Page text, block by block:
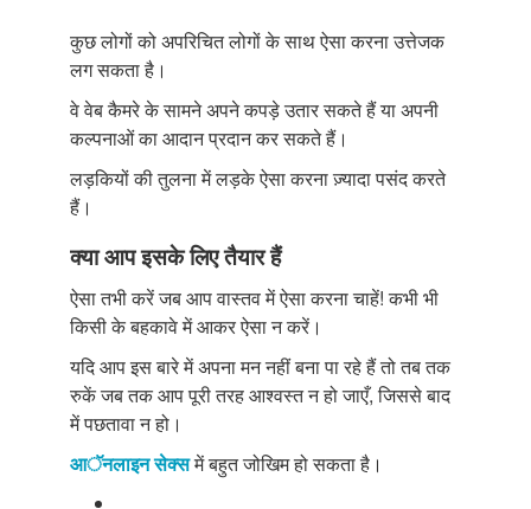
कुछ लोगों को अपरिचित लोगों के साथ ऐसा करना उत्तेजक
लग सकता है।
वे वेब कैमरे के सामने अपने कपड़े उतार सकते हैं या अपनी
कल्पनाओं का आदान प्रदान कर सकते हैं।
लड़कियों की तुलना में लड़के ऐसा करना ज़्यादा पसंद करते
हैं।
क्या आप इसके लिए तैयार हैं
ऐसा तभी करें जब आप वास्तव में ऐसा करना चाहें! कभी भी
किसी के बहकावे में आकर ऐसा न करें।
यदि आप इस बारे में अपना मन नहीं बना पा रहे हैं तो तब तक
रुकें जब तक आप पूरी तरह आश्वस्त न हो जाएँ, जिससे बाद
में पछतावा न हो।
आॅनलाइन सेक्समें बहुत जोखिम हो सकता है।